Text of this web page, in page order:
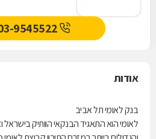
9545522
אודות
בנק לאומי תל אביב
לאומי הוא התאגיד הבנקאי הוותיק בישראל